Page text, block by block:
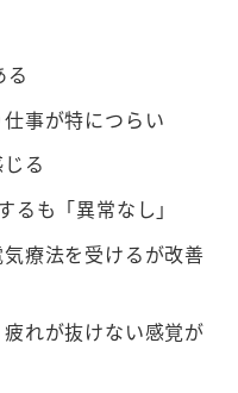
る
事が特につらい
る
るも「異常なし」
療法を受けるが改善
れが抜けない感覚が